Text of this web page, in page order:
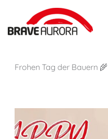
springen
Frohen Tag der Bauern 🌾